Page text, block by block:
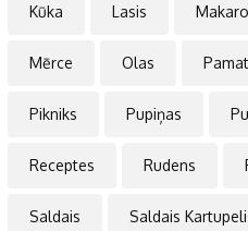
Kūka Lasis
Mērce Olas
Pikniks Pupiņas
Receptes Rudens
Saldais Saldais